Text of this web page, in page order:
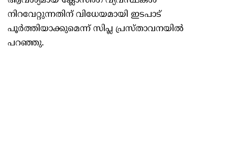
നിറവേറ്റുന്നതിന് വിധേയമായി ഇടപാട്
പൂർത്തിയാക്കുമെന്ന് സിപ്ല പ്രസ്താവനയിൽ
പറഞ്ഞു.